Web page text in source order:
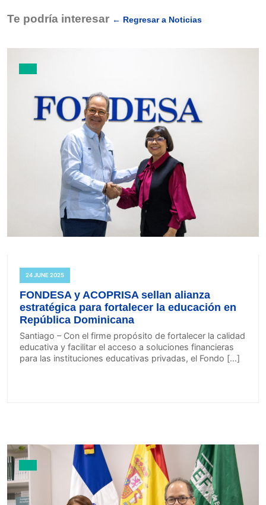
Te podría interesar ← Regresar a Noticias
24 JUNE 2025
FONDESA y ACOPRISA sellan alianza
estratégica para fortalecer la educación en
República Dominicana
Santiago – Con el firme propósito de fortalecer la calidad
educativa y facilitar el acceso a soluciones financieras
para las instituciones educativas privadas, el Fondo […]